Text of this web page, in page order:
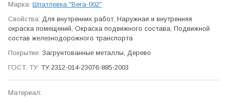
Шпатлевка "Вега-002"
Для внутренних работ, Наружная и внутренняя
окраска помещений, Окраска подвижного состава, Подвижной
состав железно­дорожного транспорта
Загрунтованные металлы, Дерево
ТУ 2312-014-23076-885-2003